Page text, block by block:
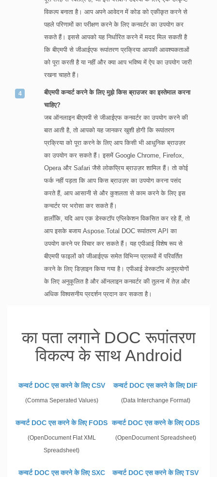
विकल्प बनाता है। आप अपने आवेदन में कोड को एकीकृत करने से
पहले परिणामों का परीक्षण करने के लिए कनवर्टर का उपयोग कर
सकते हैं। इससे आपको यह निर्धारित करने में मदद मिल सकती है
कि बीएमपी से जीआईएफ रूपांतरण प्रक्रिया आपकी आवश्यकताओं
को पूरा करती है या नहीं और क्या आप भविष्य में ऐप का उपयोग जारी
रखना चाहते हैं।
बीएमपी कन्वर्ट करने के लिए मुझे किस ब्राउजर का इस्तेमाल करना
चाहिए?
जब ऑनलाइन बीएमपी से जीआईएफ कनवर्टर का उपयोग करने की
बात आती है, तो आपको यह जानकर खुशी होगी कि रूपांतरण
प्रक्रिया को पूरा करने के लिए आप किसी भी आधुनिक ब्राउज़र
का उपयोग कर सकते हैं। इसमें Google Chrome, Firefox,
Opera और Safari जैसे लोकप्रिय ब्राउज़र शामिल हैं। तो कोई
फर्क नहीं पड़ता कि आप किस ब्राउज़र का उपयोग करना पसंद
करते हैं, आप आसानी से और कुशलता से काम करने के लिए इस
कन्वर्टर पर भरोसा कर सकते हैं।
हालाँकि, यदि आप एक डेस्कटॉप एप्लिकेशन विकसित कर रहे हैं, तो
आप इसके बजाय Aspose.Total DOC रूपांतरण API का
उपयोग करने पर विचार कर सकते हैं। यह एपीआई विशेष रूप से
बीएमपी फाइलों को जीआईएफ समेत विभिन्न प्रारूपों में परिवर्तित
करने के लिए डिज़ाइन किया गया है। एपीआई डेस्कटॉप अनुप्रयोगों
के लिए अनुकूलित है और ऑनलाइन कनवर्टर की तुलना में तेज़ और
अधिक विश्वसनीय प्रदर्शन प्रदान कर सकता है।
का पता लगाने DOC रूपांतरण
विकल्प के साथ Android
कन्वर्ट DOC एस करने के लिए CSV
(Comma Seperated Values)
कन्वर्ट DOC एस करने के लिए DIF
(Data Interchange Format)
कन्वर्ट DOC एस करने के लिए FODS
(OpenDocument Flat XML
Spreadsheet)
कन्वर्ट DOC एस करने के लिए ODS
(OpenDocument Spreadsheet)
कन्वर्ट DOC एस करने के लिए SXC कन्वर्ट DOC एस करने के लिए TSV